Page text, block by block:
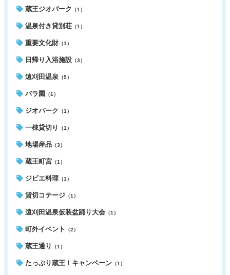
蔵王ジオパーク （1）
温泉付き貸別荘 （1）
重要文化財（1）
日帰り入浴施設 （3）
遠刈田温泉 （5）
バラ園 （1）
ジオパーク （1）
一棟貸切り （1）
地場産品 （3）
蔵王町宮 （1）
ジビエ料理 （1）
貸切コテージ （1）
遠刈田温泉仮装盆踊り大会 （1）
町外イベント （2）
蔵王通り （1）
たっぷり蔵王！キャンペーン （1）